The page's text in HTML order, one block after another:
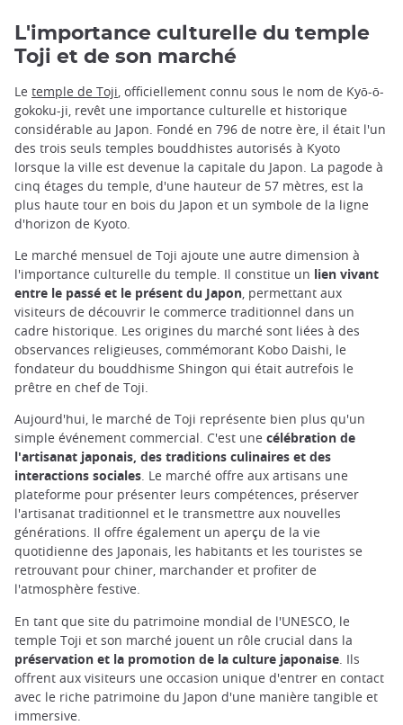
L'importance culturelle du temple
Toji et de son marché
Le temple de Toji, officiellement connu sous le nom de Kyō-ō-
gokoku-ji, revêt une importance culturelle et historique
considérable au Japon. Fondé en 796 de notre ère, il était l'un
des trois seuls temples bouddhistes autorisés à Kyoto
lorsque la ville est devenue la capitale du Japon. La pagode à
cinq étages du temple, d'une hauteur de 57 mètres, est la
plus haute tour en bois du Japon et un symbole de la ligne
d'horizon de Kyoto.
Le marché mensuel de Toji ajoute une autre dimension à
l'importance culturelle du temple. Il constitue un lien vivant
entre le passé et le présent du Japon, permettant aux
visiteurs de découvrir le commerce traditionnel dans un
cadre historique. Les origines du marché sont liées à des
observances religieuses, commémorant Kobo Daishi, le
fondateur du bouddhisme Shingon qui était autrefois le
prêtre en chef de Toji.
Aujourd'hui, le marché de Toji représente bien plus qu'un
simple événement commercial. C'est une célébration de
l'artisanat japonais, des traditions culinaires et des
interactions sociales. Le marché offre aux artisans une
plateforme pour présenter leurs compétences, préserver
l'artisanat traditionnel et le transmettre aux nouvelles
générations. Il offre également un aperçu de la vie
quotidienne des Japonais, les habitants et les touristes se
retrouvant pour chiner, marchander et profiter de
l'atmosphère festive.
En tant que site du patrimoine mondial de l'UNESCO, le
temple Toji et son marché jouent un rôle crucial dans la
préservation et la promotion de la culture japonaise . Ils
offrent aux visiteurs une occasion unique d'entrer en contact
avec le riche patrimoine du Japon d'une manière tangible et
immersive.